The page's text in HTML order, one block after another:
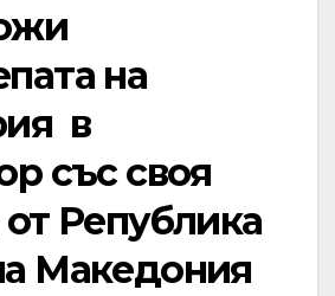
на
в
със своя
от Република
Македония